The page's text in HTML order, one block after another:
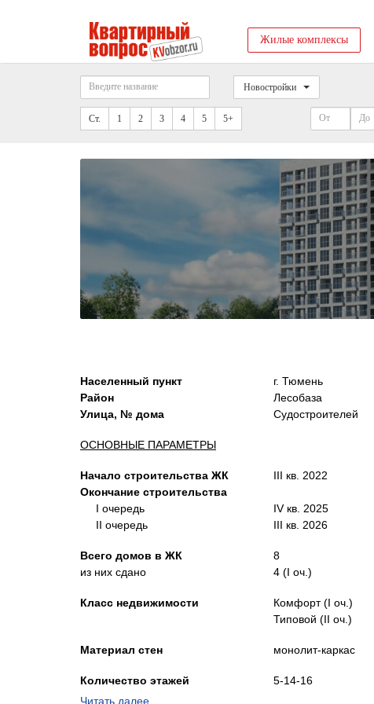
Жилые комплексы
Новостройки
Ст. 1 2 3 4 5 5+
Населенный пункт
Район
Улица, № дома
ОСНОВНЫЕ ПАРАМЕТРЫ
Начало строительства ЖК
Окончание строительства
I очередь
II очередь
Всего домов в ЖК
из них сдано
Класс недвижимости
Материал стен
Количество этажей
г. Тюмень
Лесобаза
Судостроителей
III кв. 2022
IV кв. 2025
III кв. 2026
8
4 (I оч.)
Комфорт (I оч.)
Типовой (II оч.)
монолит-каркас
5-14-16
Читать далее…